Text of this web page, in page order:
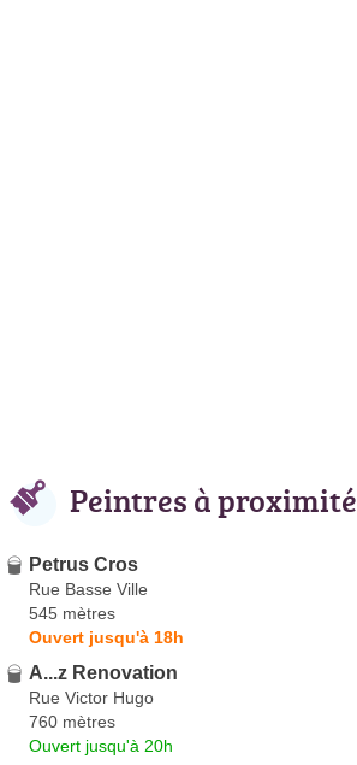
Peintres à proximité
Petrus Cros
Rue Basse Ville
545 mètres
Ouvert jusqu'à 18h
A...z Renovation
Rue Victor Hugo
760 mètres
Ouvert jusqu'à 20h